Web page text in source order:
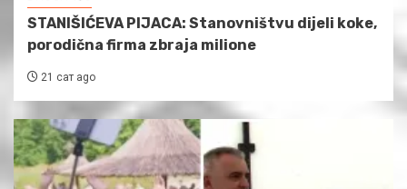
STANIŠIĆEVA PIJACA: Stanovništvu dijeli koke,
porodična firma zbraja milione
21 сат ago